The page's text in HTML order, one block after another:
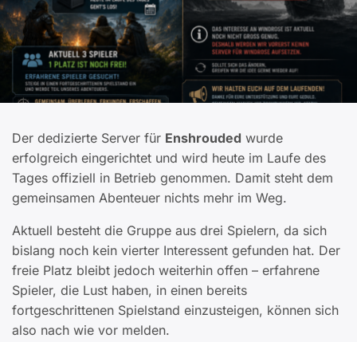
Der dedizierte Server für Enshrouded wurde
erfolgreich eingerichtet und wird heute im Laufe des
Tages offiziell in Betrieb genommen. Damit steht dem
gemeinsamen Abenteuer nichts mehr im Weg.
Aktuell besteht die Gruppe aus drei Spielern, da sich
bislang noch kein vierter Interessent gefunden hat. Der
freie Platz bleibt jedoch weiterhin offen – erfahrene
Spieler, die Lust haben, in einen bereits
fortgeschrittenen Spielstand einzusteigen, können sich
also nach wie vor melden.